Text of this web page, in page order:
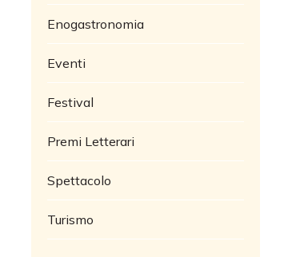
Enogastronomia
Eventi
Festival
Premi Letterari
Spettacolo
Turismo